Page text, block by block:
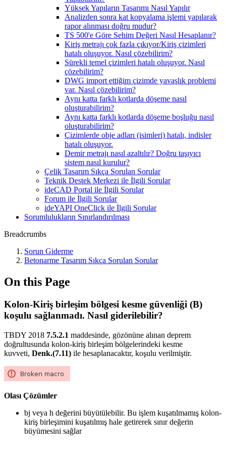
Yüksek Yapıların Tasarımı Nasıl Yapılır
Analizden sonra kat kopyalama işlemi yapılarak
rapor alınması doğru mudur?
TS 500'e Göre Sehim Değeri Nasıl Hesaplanır?
Kiriş metrajı çok fazla çıkıyor/Kiriş çizimleri
hatalı oluşuyor. Nasıl çözebilirim?
Sürekli temel çizimleri hatalı oluşuyor. Nasıl
çözebilirim?
DWG import ettiğim çizimde yavaşlık problemi
var. Nasıl çözebilirim?
Aynı katta farklı kotlarda döşeme nasıl
oluşturabilirim?
Aynı katta farklı kotlarda döşeme boşluğu nasıl
oluşturabilirim?
Çizimlerde obje adları (isimleri) hatalı, indisler
hatalı oluşuyor.
Demir metrajı nasıl azaltılır? Doğru taşıyıcı
sistem nasıl kurulur?
Çelik Tasarım Sıkça Sorulan Sorular
Teknik Destek Merkezi ile İlgili Sorular
ideCAD Portal ile İlgili Sorular
Forum ile İlgili Sorular
ideYAPI OneClick ile İlgili Sorular
Sorumlulukların Sınırlandırılması
Breadcrumbs
Sorun Giderme
Betonarme Tasarım Sıkça Sorulan Sorular
On this Page
Kolon-Kiriş birleşim bölgesi kesme güvenliği (B)
koşulu sağlanmadı. Nasıl giderilebilir?
TBDY 2018 7.5.2.1 maddesinde, gözönüne alınan deprem
doğrultusunda kolon-kiriş birleşim bölgelerindeki kesme
kuvveti, Denk.(7.11) ile hesaplanacaktır, koşulu verilmiştir.
Olası Çözümler
bj veya h değerini büyütülebilir. Bu işlem kuşatılmamış kolon-
kiriş birleşimini kuşatılmış hale getirerek sınır değerin
büyümesini sağlar